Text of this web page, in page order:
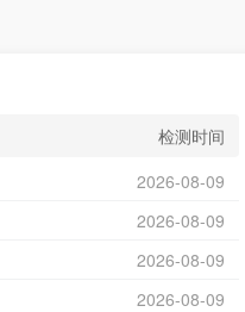
检测时间
2026-08-09
2026-08-09
2026-08-09
2026-08-09